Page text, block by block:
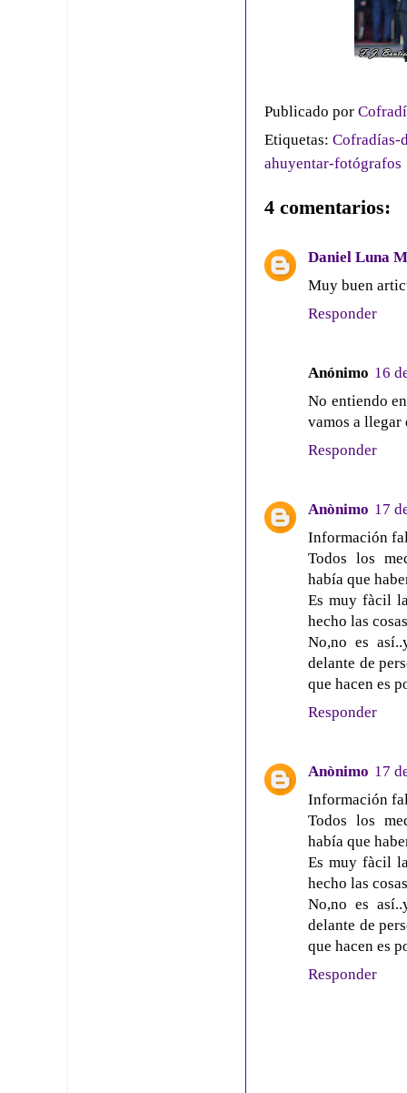
Publicado por
Etiquetas: Cofradías-
ahuyentar-fotógrafos
4 comentarios:
Daniel Luna
Muy buen
Responder
Anónimo 16
No entiendo
vamos a llegar
Responder
Anònimo 17
Información
Todos los
había que
Es muy fàcil
hecho las
No,no es
delante de
que hacen es
Responder
Anònimo 17
Información
Todos los
había que
Es muy fàcil
hecho las
No,no es
delante de
que hacen es
Responder